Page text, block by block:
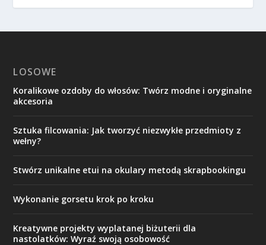
LOSOWE
Koralikowe ozdoby do włosów: Twórz modne i oryginalne
akcesoria
Sztuka filcowania: Jak tworzyć niezwykłe przedmioty z
wełny?
Stwórz unikalne etui na okulary metodą skrapbookingu
Wykonanie gorsetu krok po kroku
Kreatywne projekty wyplatanej biżuterii dla
nastolatków: Wyraź swoją osobowość